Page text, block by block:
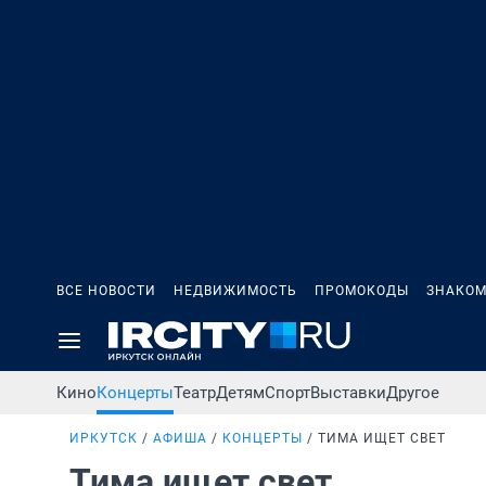
ВСЕ НОВОСТИ НЕДВИЖИМОСТЬ ПРОМОКОДЫ
КиноКонцертыТеатрДетямСпортВыставкиДругое
ИРКУТСК АФИША КОНЦЕРТЫ ТИМА ИЩЕТ СВЕТ